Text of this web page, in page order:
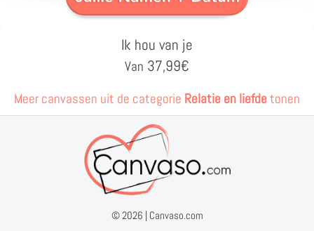
Ik hou van je
Van 37,99€
Meer canvassen uit de categorie Relatie en liefdetonen
© 2026 | Canvaso.com